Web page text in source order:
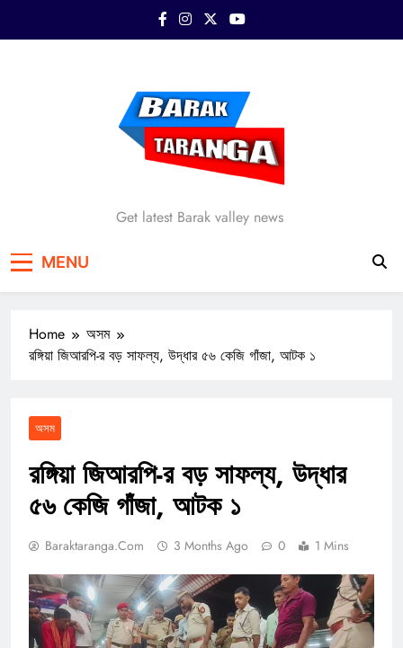
Barak Taranga
Get latest Barak valley news
MENU
Home
অসম
রঙ্গিয়া জিআরপি-র বড় সাফল্য, উদ্ধার ৫৬ কেজি গাঁজা, আটক ১
অসম
রঙ্গিয়া জিআরপি-র বড় সাফল্য, উদ্ধার
৫৬ কেজি গাঁজা, আটক ১
Baraktaranga.com 3 Months Ago 0 1 Mins